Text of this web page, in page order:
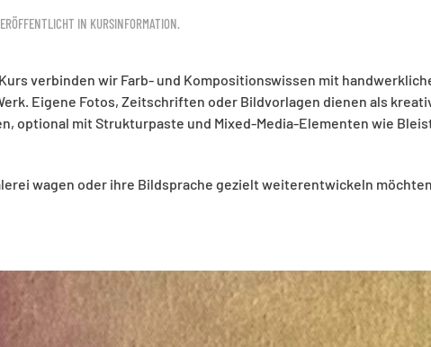
IN KURSINFORMATION.
verbinden wir Farb- und Kompositionswissen mit
Eigene Fotos, Zeitschriften oder Bildvorlagen dienen als
optional mit Strukturpaste und Mixed-Media-Elementen wie
wagen oder ihre Bildsprache gezielt weiterentwickeln